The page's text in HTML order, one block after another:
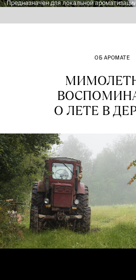
Предназначен для локальной
ОБ АРОМАТЕ
О ЛЕТЕ В